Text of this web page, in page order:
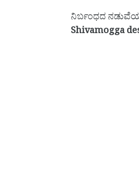
ನಿರ್ಬಂಧದ
Shivamogga